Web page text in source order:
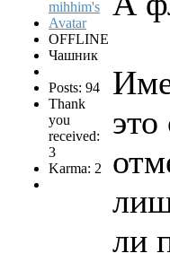
OFFLINE
Чашник
Posts: 94
Thank
you
received:
3
Karma: 2
ли